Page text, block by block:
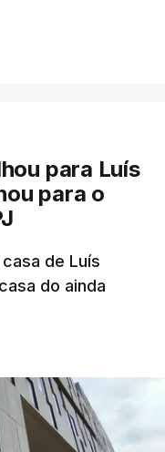
para Luís
para o
de Luís
do ainda